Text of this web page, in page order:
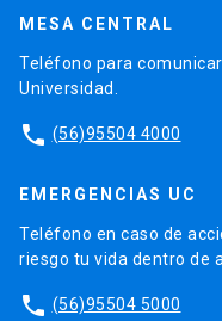
MESA CENTRAL
Teléfono para
Universidad.
phone (56)95504 4000
EMERGENCIAS UC
Teléfono en caso de
riesgo tu vida dentro de
phone (56)95504 5000